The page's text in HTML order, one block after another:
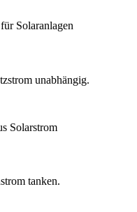
unabhängig.
tanken.